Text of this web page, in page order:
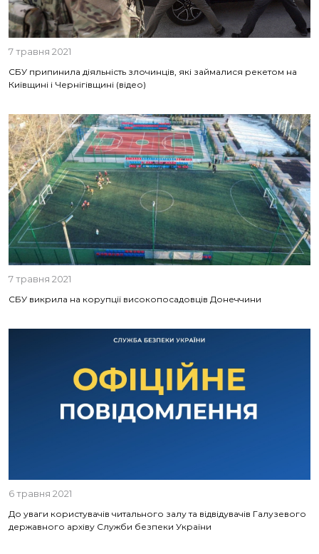
7 травня 2021
СБУ припинила діяльність злочинців, які займалися рекетом на
Київщині і Чернігівщині (відео)
7 травня 2021
СБУ викрила на корупції високопосадовців Донеччини
6 травня 2021
До уваги користувачів читального залу та відвідувачів Галузевого
державного архіву Служби безпеки України